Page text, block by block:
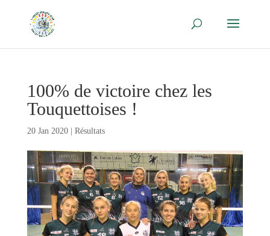
100% de victoire chez les
Touquettoises !
20 Jan 2020| Résultats